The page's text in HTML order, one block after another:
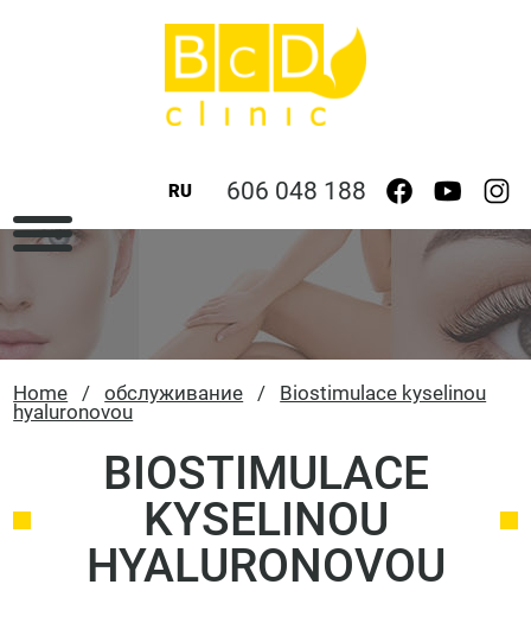
RU 606 048 188
Home / обслуживание /
Biostimulace kyselinou
hyaluronovou
BIOSTIMULACE
KYSELINOU
HYALURONOVOU